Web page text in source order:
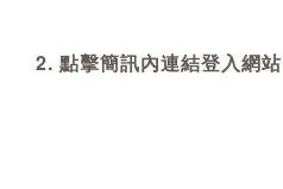
2. 點擊簡訊內連結登入網站